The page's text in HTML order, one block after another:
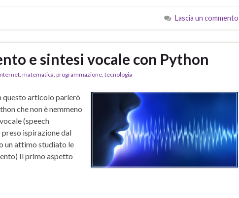
Lascia un commento
e sintesi vocale con Python
, matematica, programmazione, tecnologia
questo articolo parlerò
che non è nemmeno
(speech
ispirazione dal
un attimo studiato le
Il primo aspetto